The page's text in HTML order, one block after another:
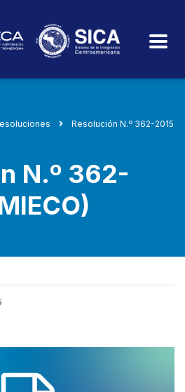
Resolución N.º 362-2015
N.º 362-